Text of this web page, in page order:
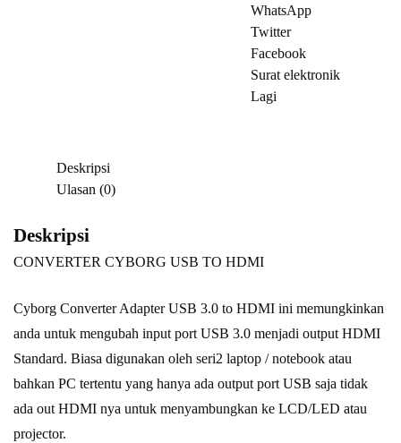
WhatsApp
Twitter
Facebook
Surat elektronik
Lagi
Deskripsi
Ulasan (0)
Deskripsi
CONVERTER CYBORG USB TO HDMI
Cyborg Converter Adapter USB 3.0 to HDMI ini memungkinkan
anda untuk mengubah input port USB 3.0 menjadi output HDMI
Standard. Biasa digunakan oleh seri2 laptop / notebook atau
bahkan PC tertentu yang hanya ada output port USB saja tidak
ada out HDMI nya untuk menyambungkan ke LCD/LED atau
projector.